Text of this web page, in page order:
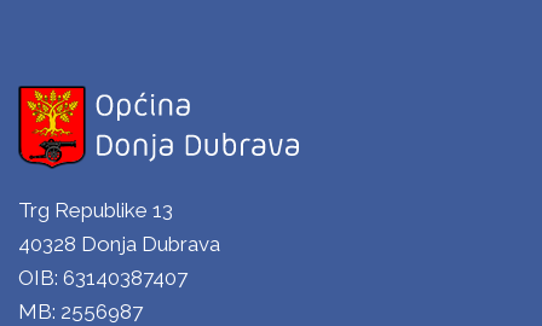
Trg Republike 13
40328 Donja Dubrava
OIB: 63140387407
MB: 2556987